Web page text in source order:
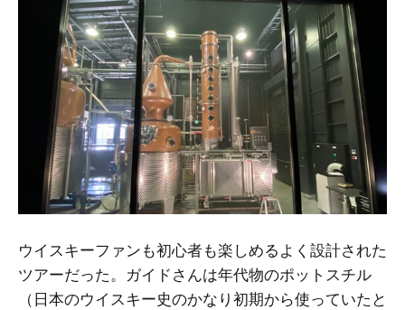
ウイスキーファンも初心者も楽しめるよく設計された
ツアーだった。ガイドさんは年代物のポットスチル
（日本のウイスキー史のかなり初期から使っていたと